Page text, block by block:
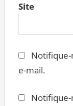
Site
e-mail.
Notifique-